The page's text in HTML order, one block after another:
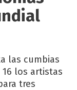
las cumbias
los artistas
tres